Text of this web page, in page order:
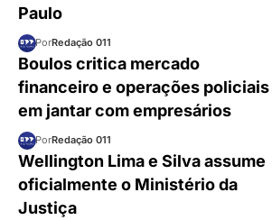
Paulo
PorRedação 011
Boulos critica mercado
financeiro e operações policiais
em jantar com empresários
PorRedação 011
Wellington Lima e Silva assume
oficialmente o Ministério da
Justiça